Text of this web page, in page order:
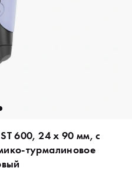
600, 24 х 90 мм, с
турмалиновое